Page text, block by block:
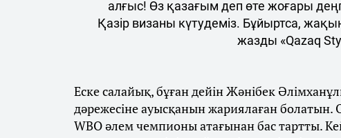
алғыс! Өз қазағым деп өте жоғары
Қазір визаны күтудеміз. Бұйыртса,
жазды «Qazaq
Еске салайық, бұған дейін Жәнібек
дәрежесіне ауысқанын жариялаған
WBO әлем чемпионы атағынан бас тартты.